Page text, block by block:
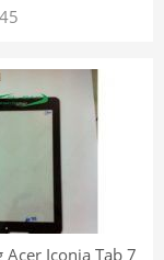
Acer Iconia Tab 7